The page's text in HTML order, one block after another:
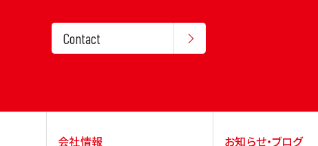
Contact
会社情報 お知らせ・ブログ